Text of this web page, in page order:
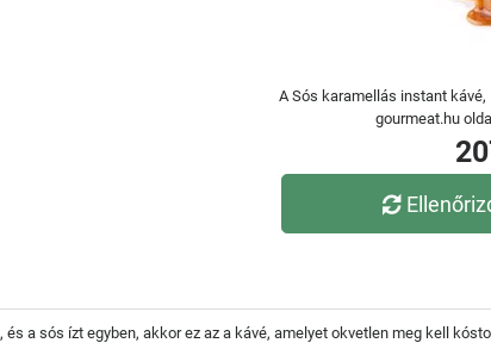
A Sós karamellás instant
gourmeat.hu
és a sós ízt egyben, akkor ez az a kávé, amelyet okvetlen meg kell